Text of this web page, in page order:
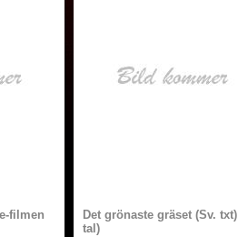
filmen
Det grönaste gräset (Sv.
tal)